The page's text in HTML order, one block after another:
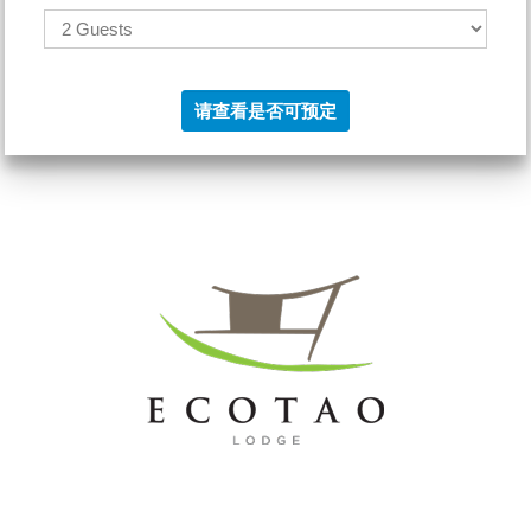
请查看是否可预定